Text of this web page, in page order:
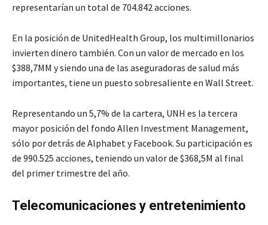
representarían un total de 704.842 acciones.
En la posición de UnitedHealth Group, los multimillonarios
invierten dinero también. Con un valor de mercado en los
$388,7MM y siendo una de las aseguradoras de salud más
importantes, tiene un puesto sobresaliente en Wall Street.
Representando un 5,7% de la cartera, UNH es la tercera
mayor posición del fondo Allen Investment Management,
sólo por detrás de Alphabet y Facebook. Su participación es
de 990.525 acciones, teniendo un valor de $368,5M al final
del primer trimestre del año.
Telecomunicaciones y entretenimiento